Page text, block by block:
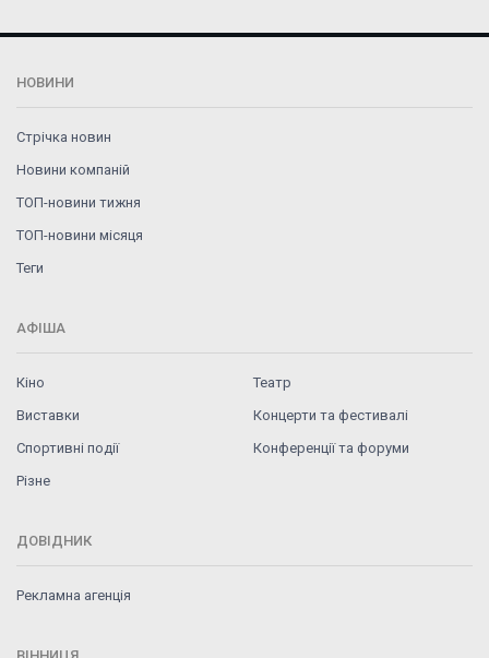
НОВИНИ
Стрічка новин
Новини компаній
ТОП-новини тижня
ТОП-новини місяця
Теги
АФІША
Кіно
Театр
Виставки
Концерти та фестивалі
Спортивні події
Конференції та форуми
Різне
ДОВІДНИК
Рекламна агенція